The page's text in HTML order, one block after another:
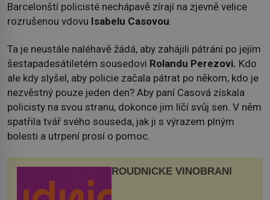
Barcelonští policisté nechápavě zírají na zjevně velice
rozrušenou vdovu Isabelu Casovou.
Ta je neustále naléhavě žádá, aby zahájili pátrání po jejím
šestapadesátiletém sousedovi Rolandu Perezovi. Kdo
ale kdy slyšel, aby policie začala pátrat po někom, kdo je
nezvěstný pouze jeden den? Aby paní Casová získala
policisty na svou stranu, dokonce jim líčí svůj sen. V něm
spatřila tvář svého souseda, jak ji s výrazem plným
bolesti a utrpení prosí o pomoc.
ROUDNICKÉ VINOBRANÍ